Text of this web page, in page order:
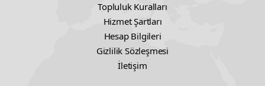
Topluluk Kuralları
Hizmet Şartları
Hesap Bilgileri
Gizlilik Sözleşmesi
İletişim